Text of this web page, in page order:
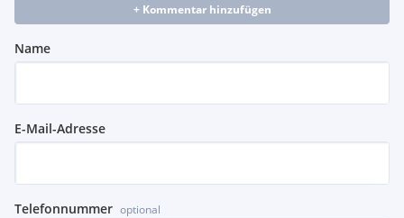
+ Kommentar hinzufügen
Name
E-Mail-Adresse
Telefonnummer optional